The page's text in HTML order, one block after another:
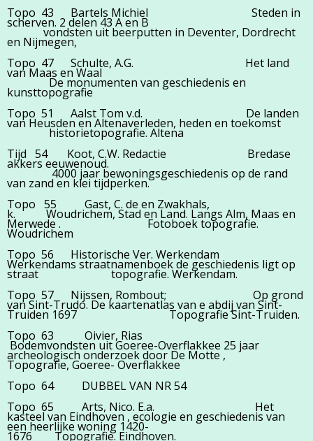
Topo 43 Bartels Michiel Steden in
scherven. 2 delen 43 A en B
vondsten uit beerputten in Deventer, Dordrecht
en Nijmegen,
Topo 47 Schulte, A.G. Het land
van Maas en Waal
De monumenten van geschiedenis en
kunsttopografie
Topo 51 Aalst Tom v.d. De landen
van Heusden en Altenaverleden, heden en toekomst
historietopografie. Altena
Tijd 54 Koot, C.W. Redactie Bredase
akkers eeuwenoud.
4000 jaar bewoningsgeschiedenis op de rand
van zand en klei tijdperken.
Topo 55 Gast, C. de en Zwakhals,
k. Woudrichem, Stad en Land. Langs Alm, Maas en
Merwede . Fotoboek topografie.
Woudrichem
Topo 56 Historische Ver. Werkendam
Werkendams straatnamenboek de geschiedenis ligt op
straat topografie. Werkendam.
Topo 57 Nijssen, Rombout; Op grond
van Sint-Trudo. De kaartenatlas van e abdij van Sint-
Truiden 1697 Topografie Sint-Truiden.
Topo 63 Oivier, Rias
Bodemvondsten uit Goeree-Overflakkee 25 jaar
archeologisch onderzoek door De Motte ,
Topografie, Goeree- Overflakkee
Topo 64 DUBBEL VAN NR 54
Topo 65 Arts, Nico. E.a. Het
kasteel van Eindhoven , ecologie en geschiedenis van
een heerlijke woning 1420-
1676 Topografie. Eindhoven.